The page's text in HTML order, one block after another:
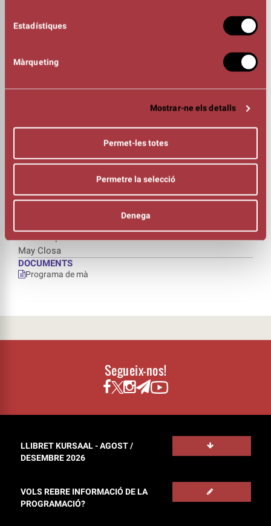
Estadístiques
Màrqueting
Mostrar-ne els detalls
Permet-les totes
Permetre la selecció
Denega
INTÈRPRETS
Dmitry Chirikov - Moscou
Zlatko Brlic - Eslovènia
Kenris Murat – Turquia
Peio Ribas - Euskadi
Ramó & Alegria – Catalunya
Xavier Tapias
May Closa
DOCUMENTS
Programa de mà
Segueix-nos!
LLIBRET KURSAAL - AGOST /
DESEMBRE 2026
VOLS REBRE INFORMACIÓ DE LA
PROGRAMACIÓ?